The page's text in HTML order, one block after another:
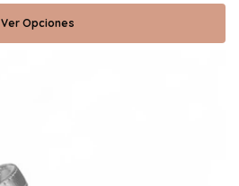
Ver Opciones